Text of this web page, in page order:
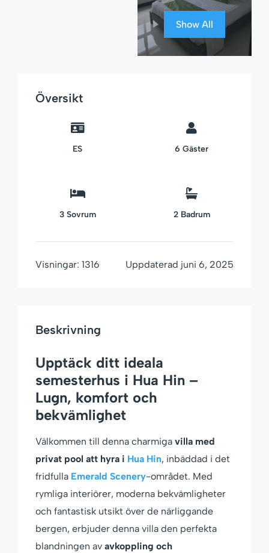
Show All
Översikt
ES 6 Gäster
3 Sovrum 2 Badrum
Visningar: 1316 Uppdaterad juni 6, 2025
Beskrivning
Upptäck ditt ideala
semesterhus i Hua Hin –
Lugn, komfort och
bekvämlighet
Välkommen till denna charmiga villa med
privat pool att hyra i Hua Hin, inbäddad i det
fridfulla Emerald Scenery-området. Med
rymliga interiörer, moderna bekvämligheter
och fantastisk utsikt över de närliggande
bergen, erbjuder denna villa den perfekta
blandningen av avkoppling och